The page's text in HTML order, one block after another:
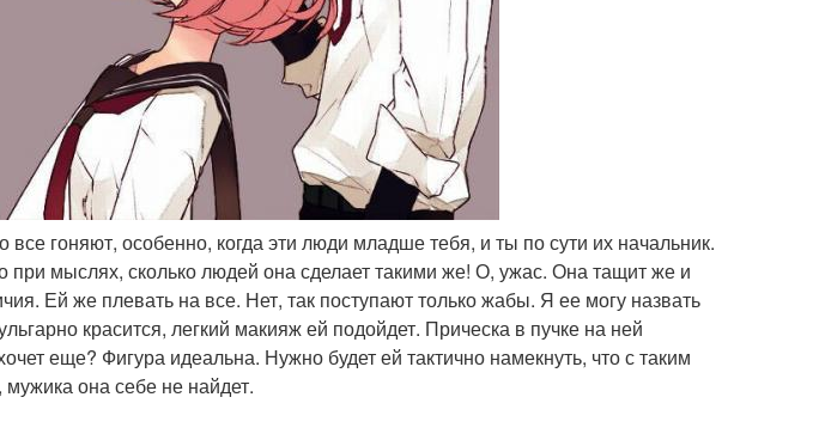
все гоняют, особенно, когда эти люди младше тебя, и ты по сути их начальник.
при мыслях, сколько людей она сделает такими же! О, ужас. Она тащит же и
Ей же плевать на все. Нет, так поступают только жабы. Я ее могу назвать
красится, легкий макияж ей подойдет. Прическа в пучке на ней
еще? Фигура идеальна. Нужно будет ей тактично намекнуть, что с таким
она себе не найдет.